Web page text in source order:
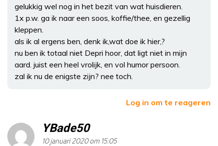
gelukkig wel nog in het bezit van wat huisdieren.
1x p.w. ga ik naar een soos, koffie/thee, en gezellig
kleppen.
als ik al ergens ben, denk ik,wat doe ik hier,?
nu ben ik totaal niet Depri hoor, dat ligt niet in mijn
aard. juist een heel vrolijk, en vol humor persoon.
zal ik nu de enigste zijn? nee toch.
Log in om te reageren
YBade50
10 januari 2020 om 15:05